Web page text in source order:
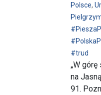
Polsce,
#trud
„W
na
91.